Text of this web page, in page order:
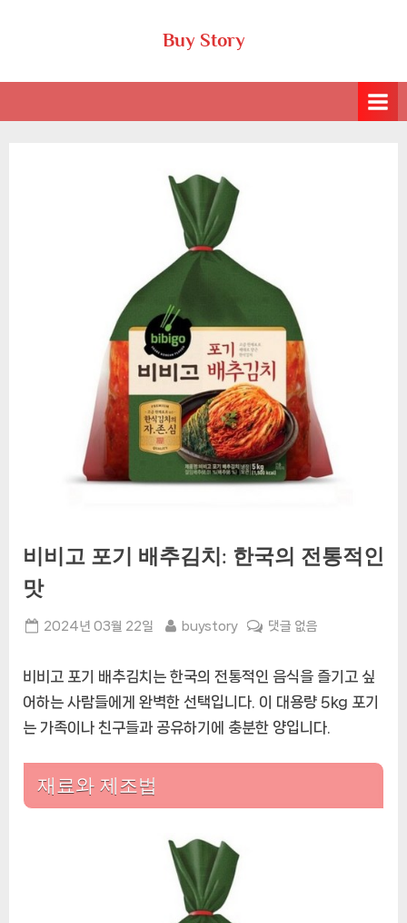
Buy Story
비비고 포기 배추김치: 한국의 전통적인
맛
Posted
2024년 03월 22일 By
buystory
비
고
포
기
배
댓글 없음
비비고 포기 배추김치는 한국의 전통적인 음식을 즐기고 싶
어하는 사람들에게 완벽한 선택입니다. 이 대용량 5kg 포기
는 가족이나 친구들과 공유하기에 충분한 양입니다.
재료와 제조법